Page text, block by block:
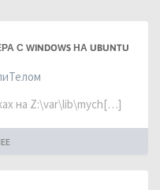
WINDOWS НА UBUNTU
на Z:\var\lib\mych[…]